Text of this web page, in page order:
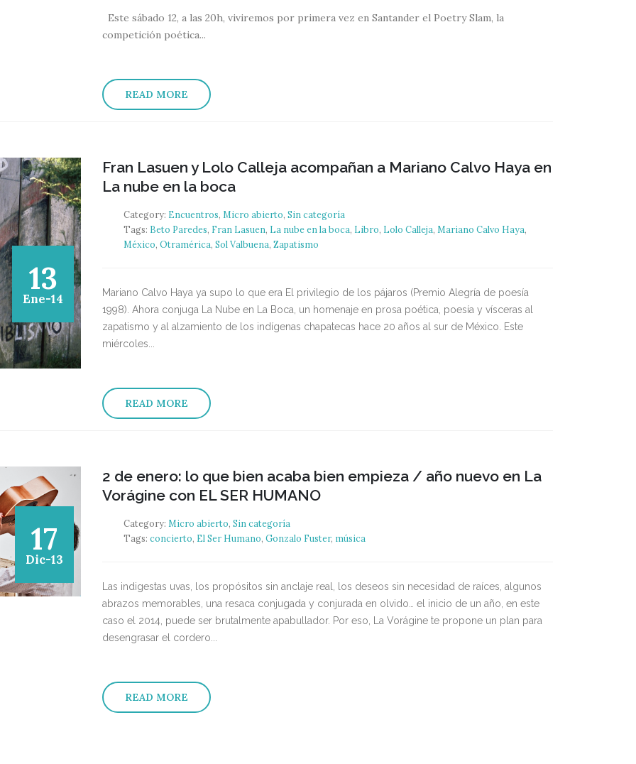
Este sábado 12, a las 20h, viviremos por primera vez en Santander el Poetry Slam, la
competición poética...
READ MORE
13
Ene-14
Fran Lasuen y Lolo Calleja acompañan a Mariano Calvo Haya en
La nube en la boca
Category: Encuentros, Micro abierto, Sin categoría
Tags: Beto Paredes, Fran Lasuen, La nube en la boca, Libro, Lolo Calleja, Mariano Calvo Haya,
México, Otramérica, Sol Valbuena, Zapatismo
Mariano Calvo Haya ya supo lo que era El privilegio de los pájaros (Premio Alegría de poesía
1998). Ahora conjuga La Nube en La Boca, un homenaje en prosa poética, poesía y vísceras al
zapatismo y al alzamiento de los indígenas chapatecas hace 20 años al sur de México. Este
miércoles...
READ MORE
17
Dic-13
2 de enero: lo que bien acaba bien empieza / año nuevo en La
Vorágine con EL SER HUMANO
Category: Micro abierto, Sin categoría
Tags: concierto, El Ser Humano, Gonzalo Fuster, música
Las indigestas uvas, los propósitos sin anclaje real, los deseos sin necesidad de raíces, algunos
abrazos memorables, una resaca conjugada y conjurada en olvido… el inicio de un año, en este
caso el 2014, puede ser brutalmente apabullador. Por eso, La Vorágine te propone un plan para
desengrasar el cordero...
READ MORE